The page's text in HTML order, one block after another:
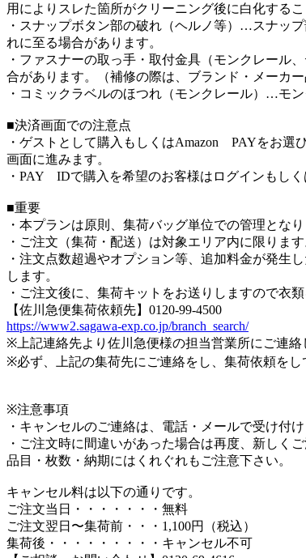
用によりスレた箇所がクリーニング後に白化するこ
・スナップボタン部の破れ（ヘルノ等）…スナッ
れに至る場合があります。
・ファスナーの取っ手・取付金具（モンクレー
合があります。（補修の際は、ブランド・メーカ
・コミックラベルのほつれ（モンクレール）…モ
■決済画面での注意点
・ゲストとして購入もしくはAmazon PAYをお
画面に進みます。
・PAY IDで購入を希望のお客様はログインもし
■重要
・本プランは原則、集荷バッグ単位での管理とな
・ご注文（集荷・配送）は対象エリア内に限りま
・注文点数超過やオプション等、追加料金が発生
します。
・ご注文後に、集荷キットをお送りしますので衣
【佐川急便集荷依頼先】0120-99-4500
https://www2.sagawa-exp.co.jp/branch_search/
※上記連絡先より佐川急便様の担当営業所にご連
※必ず、上記の集荷先にご連絡をし、集荷依頼を
※注意事項
・キャンセルのご連絡は、電話・メールで受け付け
・ご注文時に間違いがあった場合は再度、新しく
品目・枚数・納期にはくれぐれもご注意下さい。
キャンセル料は以下の通りです。
ご注文当日・・・・・・・無料
ご注文翌日〜集荷前・・・1,100円（税込）
集荷後・・・・・・・・・キャンセル不可